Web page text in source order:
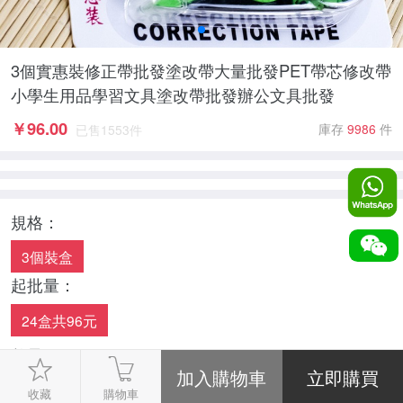
3個實惠裝修正帶批發塗改帶大量批發PET帶芯修改帶
小學生用品學習文具塗改帶批發辦公文具批發
￥96.00 已售 1553件 庫存 9986 件
規格：
3個裝盒
起批量：
24盒共96元
數量：
-
+
收藏 購物車